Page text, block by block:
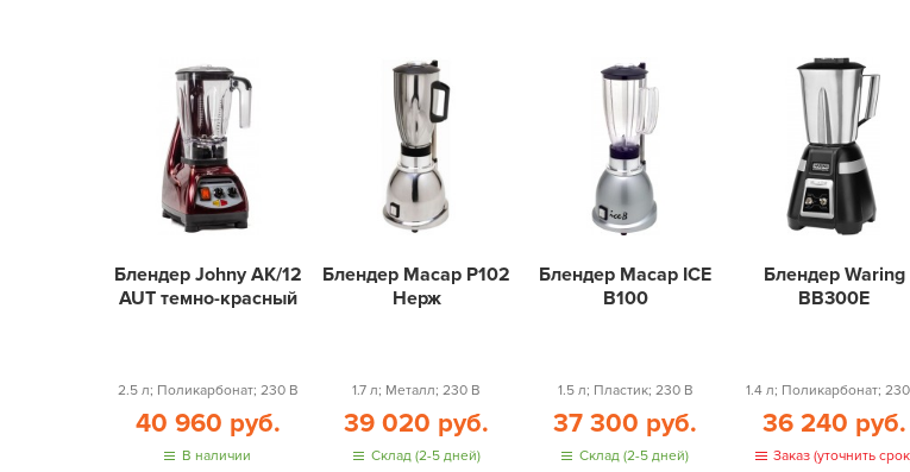
Блендер Johny AK/12
AUT темно-красный
2.5 л; Поликарбонат; 230 В
40 960 руб.
В наличии
Блендер Macap P102
Нерж
1.7 л; Металл; 230 В
39 020 руб.
Склад (2-5 дней)
Блендер Macap ICE
B100
1.5 л; Пластик; 230 В
37 300 руб.
Склад (2-5 дней)
Блендер Waring
BB300E
1.4 л; Поликарбонат;
36 240 руб.
Заказ (уточнить